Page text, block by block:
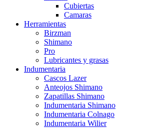
Cubiertas
Camaras
Herramientas
Birzman
Shimano
Pro
Lubricantes y grasas
Indumentaria
Cascos Lazer
Anteojos Shimano
Zapatillas Shimano
Indumentaria Shimano
Indumentaria Colnago
Indumentaria Wilier